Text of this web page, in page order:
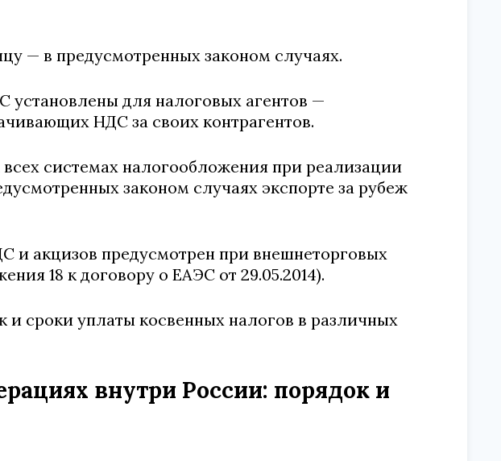
— в предусмотренных законом случаях.
для налоговых агентов —
НДС за своих контрагентов.
системах налогообложения при реализации
законом случаях экспорте за рубеж
и акцизов предусмотрен при внешнеторговых
18 к договору о ЕАЭС от 29.05.2014).
и сроки уплаты косвенных налогов в различных
внутри России: порядок и